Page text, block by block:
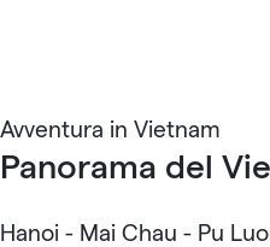
Avventura in Vietnam
Panorama del
Hanoi - Mai Chau - Pu